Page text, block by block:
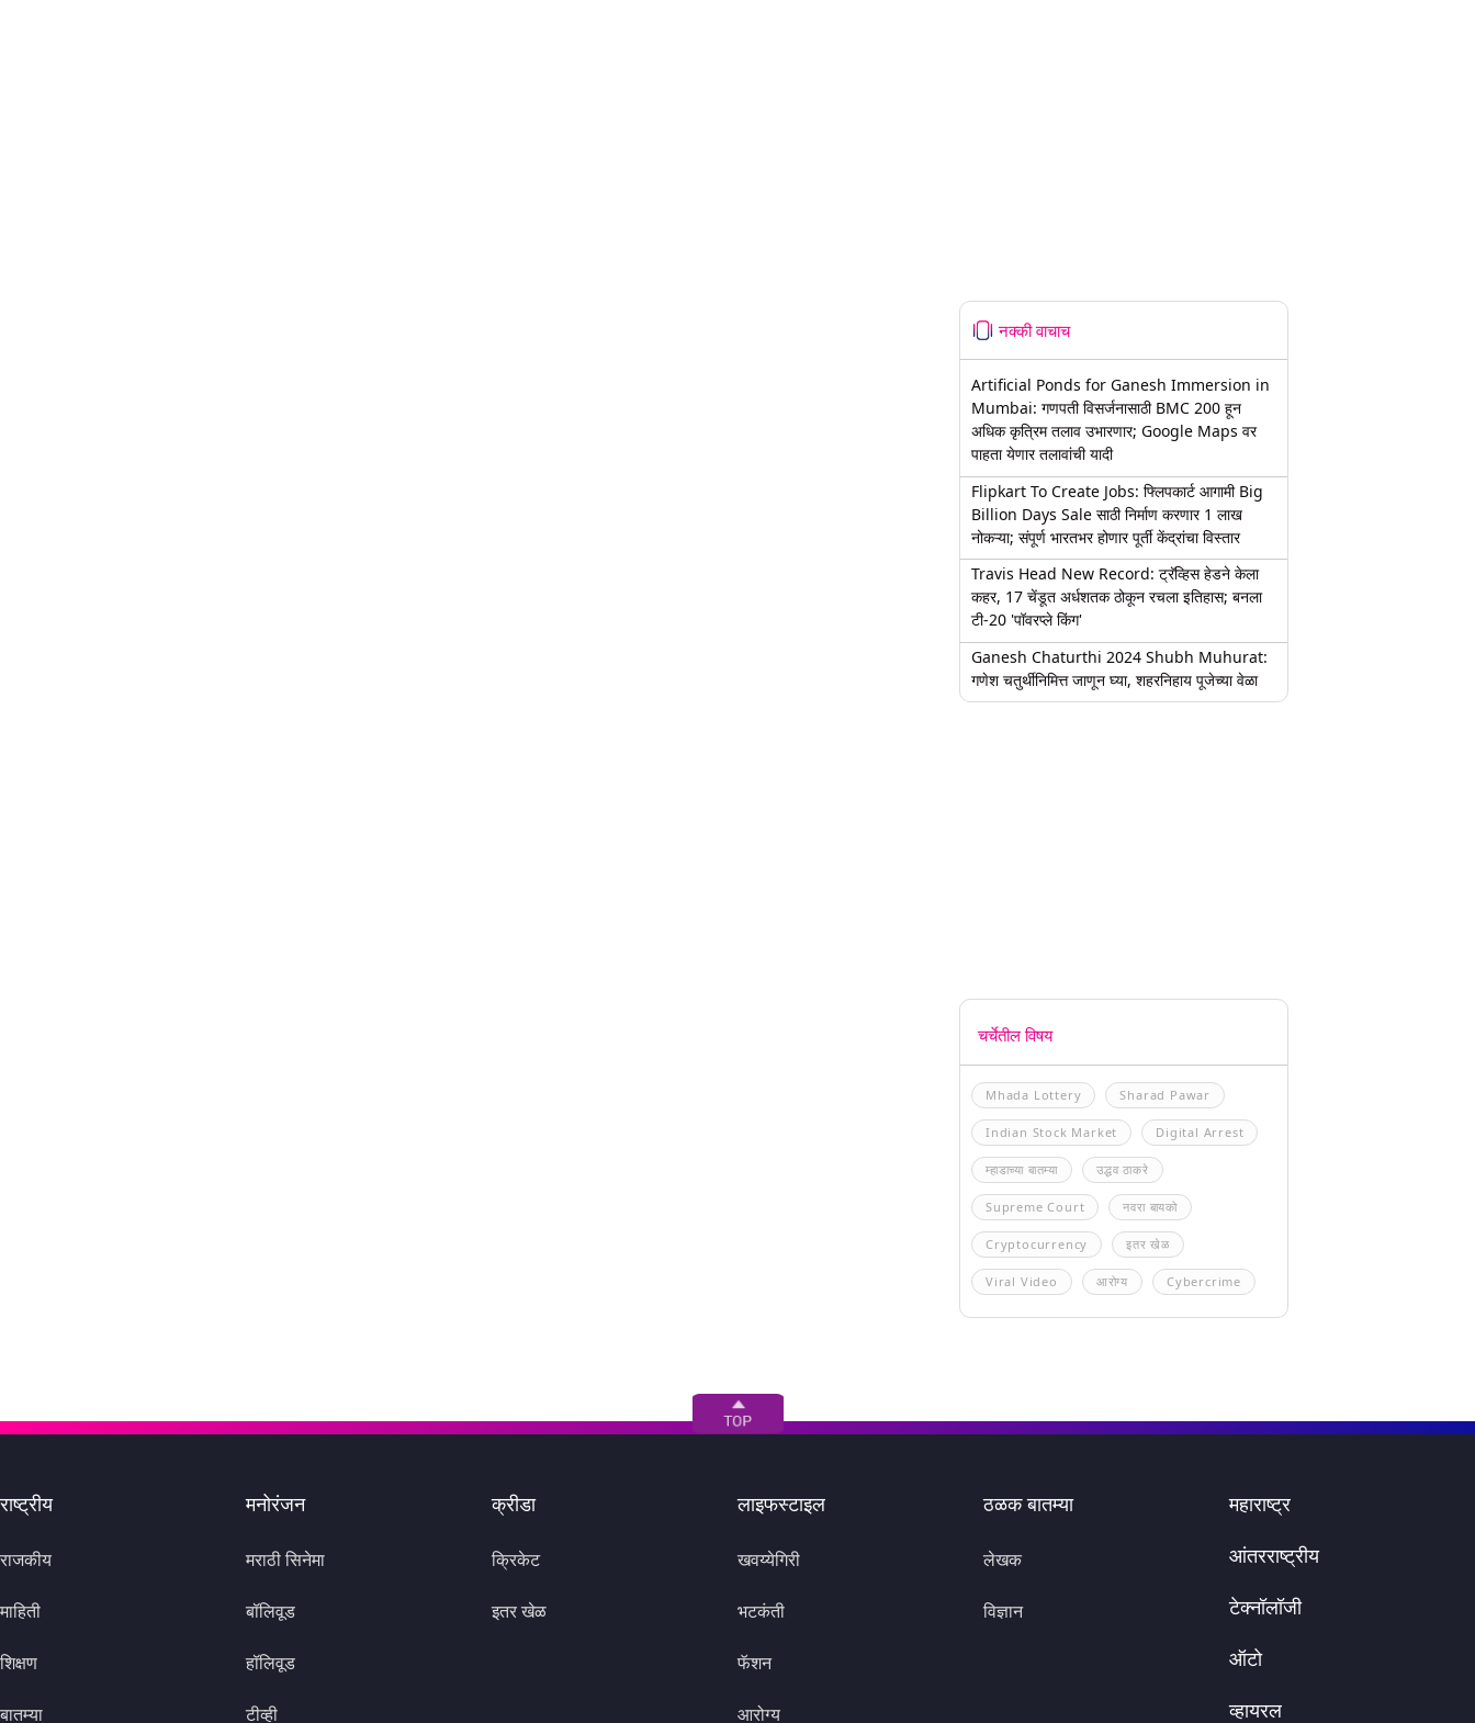
नक्की वाचाच
Artificial Ponds for Ganesh Immersion in
Mumbai: गणपती विसर्जनासाठी BMC 200 हून
अधिक कृत्रिम तलाव उभारणार; Google Maps वर
पाहता येणार तलावांची यादी
Flipkart To Create Jobs: फ्लिपकार्ट आगामी Big
Billion Days Sale साठी निर्माण करणार 1 लाख
नोकऱ्या; संपूर्ण भारतभर होणार पूर्ती केंद्रांचा विस्तार
Travis Head New Record: ट्रॅव्हिस हेडने केला
कहर, 17 चेंडूत अर्धशतक ठोकून रचला इतिहास; बनला
टी-20 'पॉवरप्ले किंग'
Ganesh Chaturthi 2024 Shubh Muhurat:
गणेश चतुर्थीनिमित्त जाणून घ्या, शहरनिहाय पूजेच्या वेळा
चर्चेतील विषय
Mhada Lottery Sharad Pawar
Indian Stock Market Digital Arrest
म्हाडाच्या बातम्या उद्धव ठाकरे
Supreme Court नवरा बायको
Cryptocurrency इतर खेळ
Viral Video आरोग्य Cybercrime
राष्ट्रीय
राजकीय
माहिती
शिक्षण
बातम्या
मनोरंजन
मराठी सिनेमा
बॉलिवूड
हॉलिवूड
टीव्ही
क्रीडा
क्रिकेट
इतर खेळ
लाइफस्टाइल
खवय्येगिरी
भटकंती
फॅशन
आरोग्य
ठळक बातम्या
लेखक
विज्ञान
महाराष्ट्र
आंतरराष्ट्रीय
टेक्नॉलॉजी
ऑटो
व्हायरल